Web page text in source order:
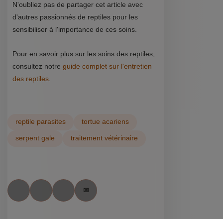
N'oubliez pas de partager cet article avec
d'autres passionnés de reptiles pour les
sensibiliser à l'importance de ces soins.
Pour en savoir plus sur les soins des reptiles,
consultez notre guide complet sur l'entretien
des reptiles
reptile parasites tortue acariens
serpent gale traitement vétérinaire